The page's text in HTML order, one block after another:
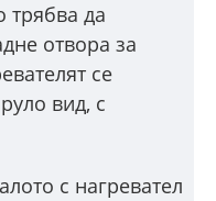
трябва да
отвора за
се
вид, с
с нагревател